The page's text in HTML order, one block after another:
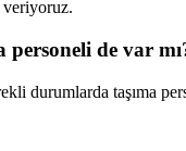
veriyoruz.
personeli de var
durumlarda taşıma